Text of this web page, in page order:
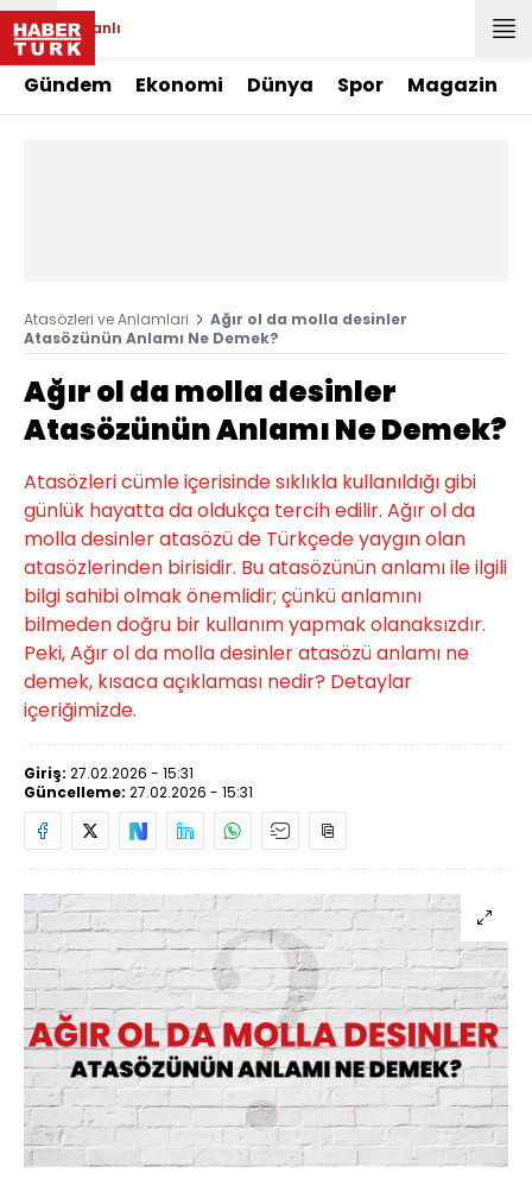
Canlı
Gündem Ekonomi Dünya Spor Magazin
Atasözleri ve Anlamlari
Ağır ol da molla desinler
Atasözünün Anlamı Ne Demek?
Ağır ol da molla desinler
Atasözünün Anlamı Ne Demek?
Atasözleri cümle içerisinde sıklıkla kullanıldığı gibi
günlük hayatta da oldukça tercih edilir. Ağır ol da
molla desinler atasözü de Türkçede yaygın olan
atasözlerinden birisidir. Bu atasözünün anlamı ile ilgili
bilgi sahibi olmak önemlidir; çünkü anlamını
bilmeden doğru bir kullanım yapmak olanaksızdır.
Peki, Ağır ol da molla desinler atasözü anlamı ne
demek, kısaca açıklaması nedir? Detaylar
içeriğimizde.
Giriş: 27.02.2026 - 15:31
Güncelleme: 27.02.2026 - 15:31